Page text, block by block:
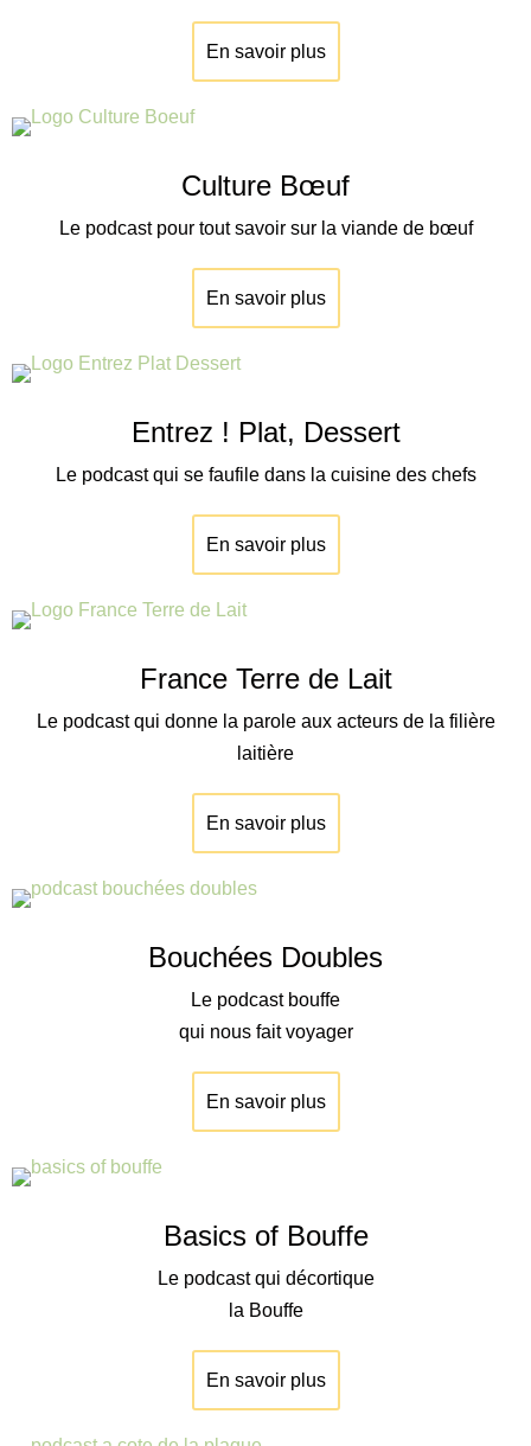
En savoir plus
Culture Bœuf
Le podcast pour tout savoir sur la viande de bœuf
En savoir plus
Entrez ! Plat, Dessert
Le podcast qui se faufile dans la cuisine des chefs
En savoir plus
France Terre de Lait
Le podcast qui donne la parole aux acteurs de la filière
laitière
En savoir plus
Bouchées Doubles
Le podcast bouffe
qui nous fait voyager
En savoir plus
Basics of Bouffe
Le podcast qui décortique
la Bouffe
En savoir plus